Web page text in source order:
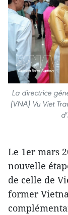
La directrice
(VNA) Vu Viet
Le 1er mars
nouvelle
de celle de
former